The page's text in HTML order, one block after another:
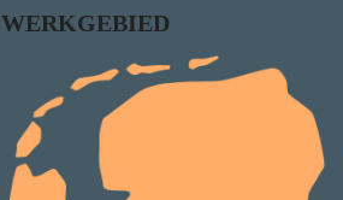
WERKGEBIED